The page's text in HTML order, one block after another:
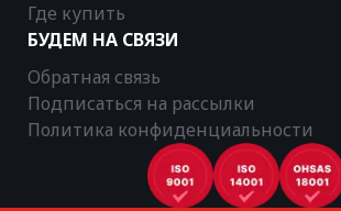
Где купить
БУДЕМ НА СВЯЗИ
Обратная связь
Подписаться на рассылки
Политика конфиденциальности